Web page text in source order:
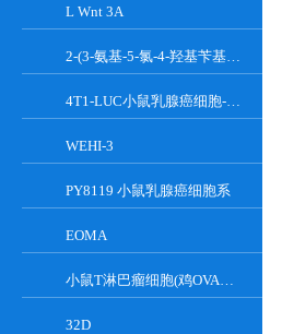
L Wnt 3A
2-(3-氨基-5-氯-4-羟基苄基)-1H-异吲哚-1,3(2H)-二酮
4T1-LUC小鼠乳腺癌细胞-荧光素酶标记
WEHI-3
PY8119 小鼠乳腺癌细胞系
EOMA
小鼠T淋巴瘤细胞(鸡OVA基因修饰)
32D